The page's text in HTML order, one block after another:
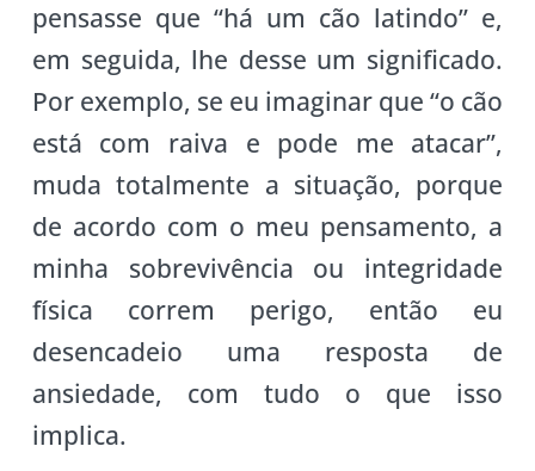
pensasse que “há um cão latindo” e,
em seguida, lhe desse um significado.
Por exemplo, se eu imaginar que “o cão
está com raiva e pode me atacar”,
muda totalmente a situação, porque
de acordo com o meu pensamento, a
minha sobrevivência ou integridade
física correm perigo, então eu
desencadeio uma resposta de
ansiedade, com tudo o que isso
implica.